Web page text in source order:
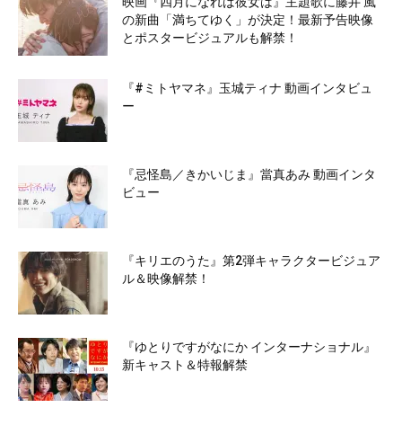
の新曲「満ちてゆく」が決定！最新予告映像
とポスタービジュアルも解禁！
『#ミトヤマネ』玉城ティナ 動画インタビュ
ー
『忌怪島／きかいじま』當真あみ 動画インタ
ビュー
『キリエのうた』第2弾キャラクタービジュア
ル＆映像解禁！
『ゆとりですがなにか インターナショナル』
新キャスト＆特報解禁